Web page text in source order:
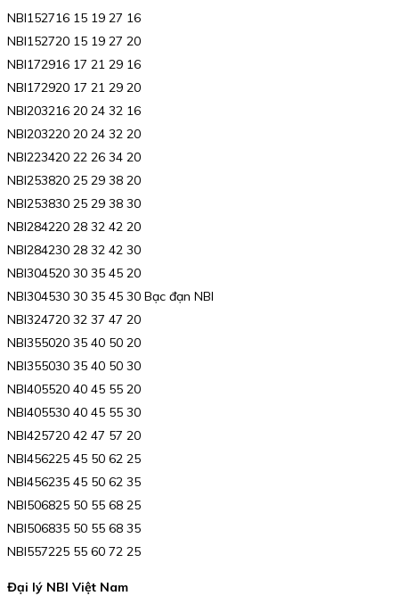
NBI152716 15 19 27 16
NBI152720 15 19 27 20
NBI172916 17 21 29 16
NBI172920 17 21 29 20
NBI203216 20 24 32 16
NBI203220 20 24 32 20
NBI223420 22 26 34 20
NBI253820 25 29 38 20
NBI253830 25 29 38 30
NBI284220 28 32 42 20
NBI284230 28 32 42 30
NBI304520 30 35 45 20
NBI304530 30 35 45 30 Bạc đạn NBI
NBI324720 32 37 47 20
NBI355020 35 40 50 20
NBI355030 35 40 50 30
NBI405520 40 45 55 20
NBI405530 40 45 55 30
NBI425720 42 47 57 20
NBI456225 45 50 62 25
NBI456235 45 50 62 35
NBI506825 50 55 68 25
NBI506835 50 55 68 35
NBI557225 55 60 72 25
Đại lý NBI Việt Nam